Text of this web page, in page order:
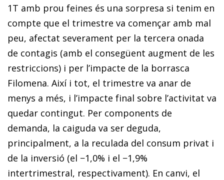
1T amb prou feines és una sorpresa si tenim en
compte que el trimestre va començar amb mal
peu, afectat severament per la tercera onada
de contagis (amb el consegüent augment de les
restriccions) i per l’impacte de la borrasca
Filomena. Així i tot, el trimestre va anar de
menys a més, i l’impacte final sobre l’activitat va
quedar contingut. Per components de
demanda, la caiguda va ser deguda,
principalment, a la reculada del consum privat i
de la inversió (el −1,0% i el −1,9%
intertrimestral, respectivament). En canvi, el